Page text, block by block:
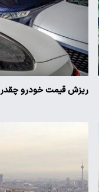
ریزش قیمت خودرو چقدر